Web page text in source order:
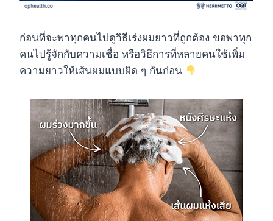
ก่อนที่จะพาทุกคนไปดูวิธีเร่งผมยาวที่ถูกต้อง ขอพาทุก
คนไปรู้จักกับความเชื่อ หรือวิธีการที่หลายคนใช้เพิ่ม
ความยาวให้เส้นผมแบบผิด ๆ กันก่อน